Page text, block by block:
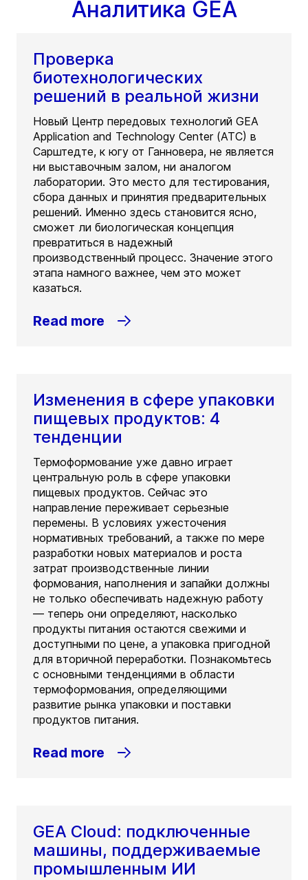
Аналитика GEA
Проверка
биотехнологических
решений в реальной жизни
Новый Центр передовых технологий GEA
Application and Technology Center (ATC) в
Сарштедте, к югу от Ганновера, не является
ни выставочным залом, ни аналогом
лаборатории. Это место для тестирования,
сбора данных и принятия предварительных
решений. Именно здесь становится ясно,
сможет ли биологическая концепция
превратиться в надежный
производственный процесс. Значение этого
этапа намного важнее, чем это может
казаться.
Read more
Изменения в сфере упаковки
пищевых продуктов: 4
тенденции
Термоформование уже давно играет
центральную роль в сфере упаковки
пищевых продуктов. Сейчас это
направление переживает серьезные
перемены. В условиях ужесточения
нормативных требований, а также по мере
разработки новых материалов и роста
затрат производственные линии
формования, наполнения и запайки должны
не только обеспечивать надежную работу
— теперь они определяют, насколько
продукты питания остаются свежими и
доступными по цене, а упаковка пригодной
для вторичной переработки. Познакомьтесь
с основными тенденциями в области
термоформования, определяющими
развитие рынка упаковки и поставки
продуктов питания.
Read more
GEA Cloud: подключенные
машины, поддерживаемые
промышленным ИИ